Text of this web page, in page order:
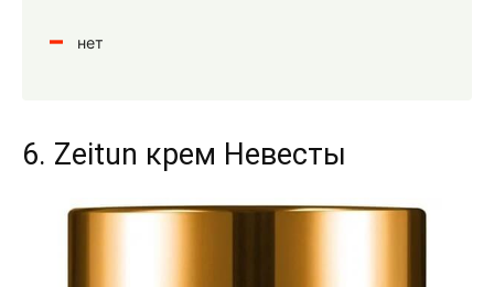
нет
6. Zeitun крем Невесты